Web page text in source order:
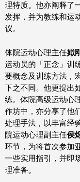
理特质。他亦阐释了
发挥，并为教练和运
议。
体院运动心理主任姒
运动员的「正念」训
要概念及训练方法，
下之不同。他更提出
练。体院高级运动心
作坊中，亦分享了他
处理手法，以丰富经
院运动心理副主任侯
环节，为将首次参加
一些实用指引，并即
理准备。